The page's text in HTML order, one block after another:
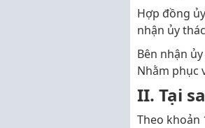
Hợp đồng
nhận ủy
Bên nhận
Nhằm phục
II. Tại
Theo khoản